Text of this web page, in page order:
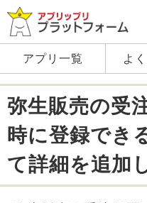
アプリ一覧 よ
弥生販売の受
時に登録でき
て詳細を追加